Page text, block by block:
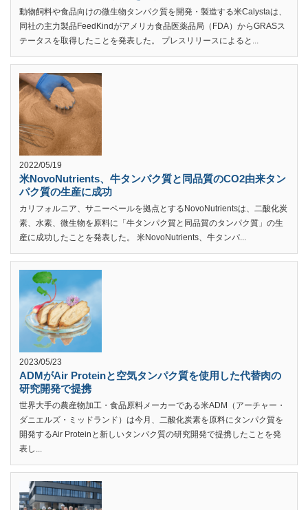
動物飼料や食品向けの微生物タンパク質を開発・製造する米Calystaは、
同社の主力製品FeedKindがアメリカ食品医薬品局（FDA）からGRASス
テータスを取得したことを発表した。 プレスリリースによると...
2022/05/19
米NovoNutrients、牛タンパク質と同品質のCO2由来タン
パク質の生産に成功
カリフォルニア、サニーベールを拠点とするNovoNutrientsは、二酸化炭
素、水素、微生物を原料に「牛タンパク質と同品質のタンパク質」の生
産に成功したことを発表した。 米NovoNutrients、牛タンパ...
2023/05/23
ADMがAir Proteinと空気タンパク質を使用した代替肉の
研究開発で提携
世界大手の農産物加工・食品原料メーカーである米ADM（アーチャー・
ダニエルズ・ミッドランド）は今月、二酸化炭素を原料にタンパク質を
開発するAir Proteinと新しいタンパク質の研究開発で提携したことを発
表し...